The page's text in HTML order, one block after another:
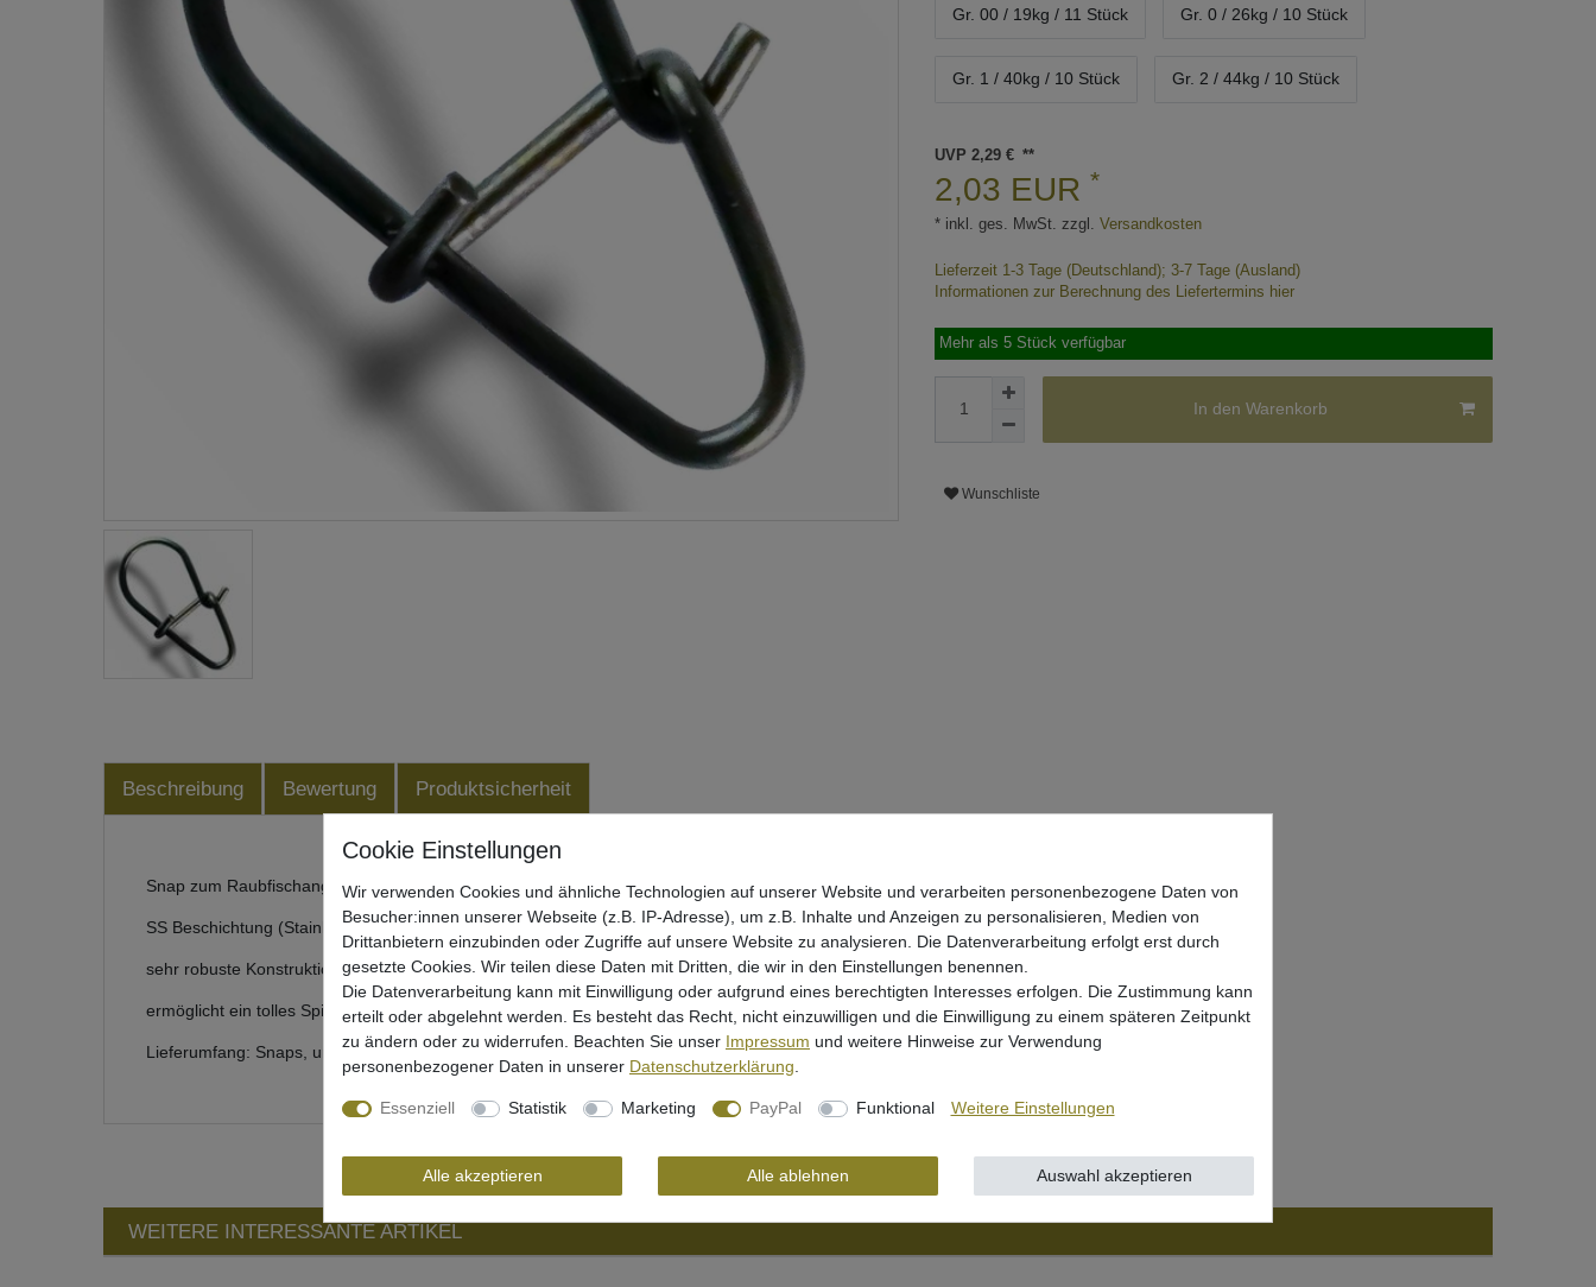
Gr. 00 / 19kg / 11 Stück Gr. 0 / 26kg / 10 Stück
Gr. 1 / 40kg / 10 Stück Gr. 2 / 44kg / 10 Stück
UVP 2,29 €
2,03 EUR *
* inkl. ges. MwSt. zzgl. Versandkosten
Lieferzeit 1-3 Tage (Deutschland); 3-7 Tage (Ausland)
Informationen zur Berechnung des Liefertermins hier
Mehr als 5 Stück verfügbar
In den Warenkorb
Wunschliste
Beschreibung Bewertung Produktsicherheit
Snap zum Raubfischangeln von VMC
SS Beschichtung (Stainless Steel)
sehr robuste Konstruktion
ermöglicht ein tolles Spiel des Köders
Lieferumfang: Snaps, unterschiedliche Anzahl je nach einer gewählten Variante
WEITERE INTERESSANTE ARTIKEL
Wir verwenden Cookies und ähnliche Technologien auf unserer Website und verarbeiten personenbezogene Daten von
Besucher:innen unserer Webseite (z.B. IP-Adresse), um z.B. Inhalte und Anzeigen zu personalisieren, Medien von
Drittanbietern einzubinden oder Zugriffe auf unsere Website zu analysieren. Die Datenverarbeitung erfolgt erst durch
gesetzte Cookies. Wir teilen diese Daten mit Dritten, die wir in den Einstellungen benennen.
Die Datenverarbeitung kann mit Einwilligung oder aufgrund eines berechtigten Interesses erfolgen. Die Zustimmung kann
erteilt oder abgelehnt werden. Es besteht das Recht, nicht einzuwilligen und die Einwilligung zu einem späteren Zeitpunkt
zu ändern oder zu widerrufen. Beachten Sie unser Impressum und weitere Hinweise zur Verwendung
personenbezogener Daten in unserer Daten­schutz­erklärung
Essenziell Statistik Marketing PayPal Funktional Weitere Einstellungen
Alle akzeptieren Alle ablehnen Auswahl akzeptieren